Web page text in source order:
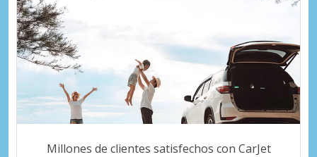
Millones de clientes satisfechos con CarJet